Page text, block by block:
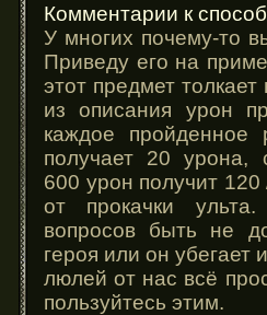
Комментарии к
У многих почему-то
Приведу его на
этот предмет
из описания урон
каждое пройденное
получает 20 урона,
600 урон получит
от прокачки
вопросов быть не
героя или он убегает
люлей от нас всё
пользуйтесь этим.